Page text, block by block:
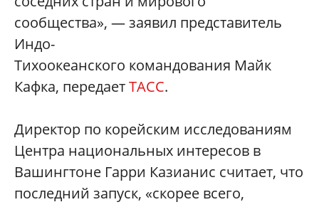
сообщества», — заявил представитель
Индо-
Тихоокеанского командования Майк
Кафка, передаетТАСС.
Директор по корейским исследованиям
Центра национальных интересов в
Вашингтоне Гарри Казианис считает, что
последний запуск, «скорее всего,